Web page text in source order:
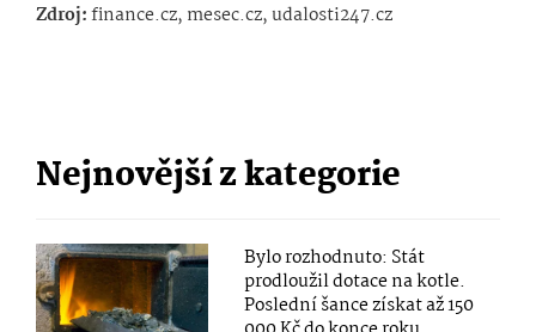
Zdroj:finance.cz, mesec.cz, udalosti247.cz
Nejnovější z kategorie
Bylo rozhodnuto: Stát
prodloužil dotace na kotle.
Poslední šance získat až 150